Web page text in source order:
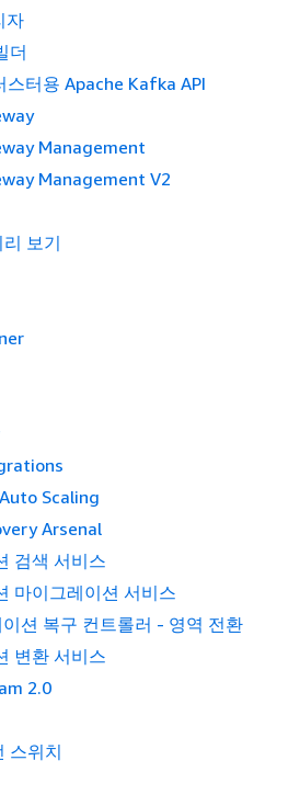
자
더
스터용 Apache Kafka API
Management
Management V2
보기
Scaling
Arsenal
검색 서비스
마이그레이션 서비스
션 복구 컨트롤러 - 영역 전환
변환 서비스
2.0
스위치